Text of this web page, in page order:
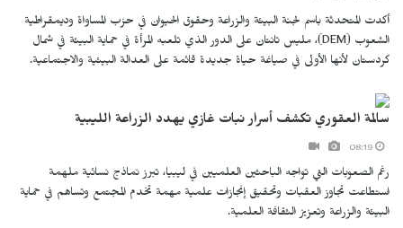
أكدت المتحدثة باسم لجنة البيئة والزراعة وحقوق الحيوان في حزب المساواة وديمقراطية
الشعوب (DEM)، مليس تانتان على الدور الذي تلعبه المرأة في حماية البيئة في شمال
كردستان لأنها الأولى في صياغة حياة جديدة قائمة على العدالة البيئية والاجتماعية.
سالمة العقوري تكشف أسرار نبات غازي يهدد الزراعة الليبية
رغم الصعوبات التي تواجه الباحثين العلميين في ليبيا، تبرز نماذج نسائية ملهمة
استطاعت تجاوز العقبات وتحقيق إنجازات علمية مهمة تخدم المجتمع وتساهم في حماية
البيئة والزراعة وتعزيز الثقافة العلمية.